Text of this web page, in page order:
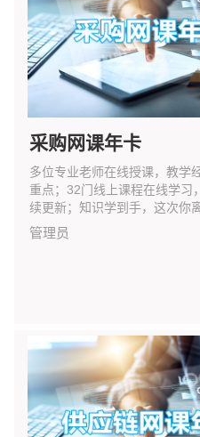
采购网课年卡
多位专业老师在线授课，教学
重点；32门线上课程在线学习
续更新；知识学到手，这次你
管理员